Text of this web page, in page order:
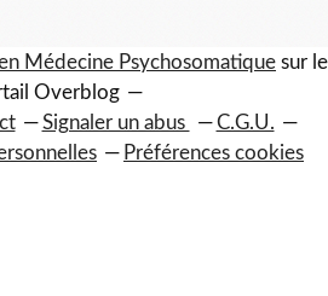
Médecine Psychosomatique sur le
Overblog
Signaler un abus
C.G.U.
Préférences cookies